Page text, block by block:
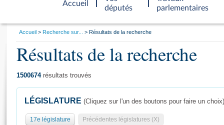
Accueil
d'accueil
députés
parlementaires
Général
Vous
Accueil Recherche sur... Résultats de la recherche
Résultats de la recherche
1500674résultats trouvés
LÉGISLATURE (Cliquez sur l'un des boutons pour faire un choix)
17e législature Précédentes législatures (X)